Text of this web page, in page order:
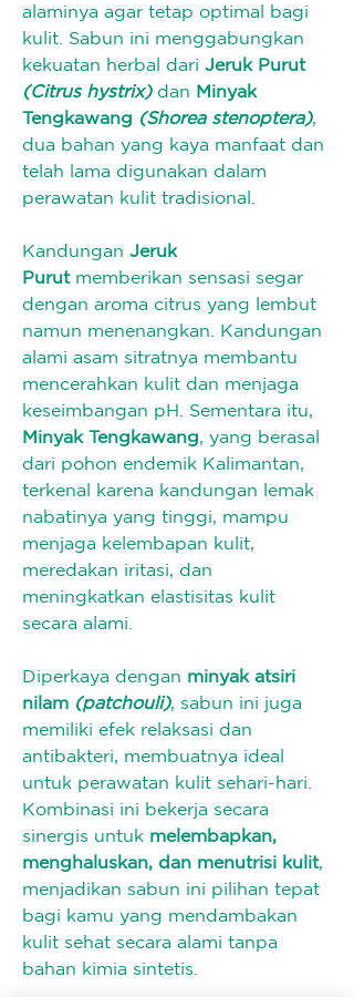
alaminya agar tetap optimal bagi
kulit. Sabun ini menggabungkan
kekuatan herbal dari Jeruk Purut
(Citrus hystrix) dan Minyak
Tengkawang (Shorea stenoptera),
dua bahan yang kaya manfaat dan
telah lama digunakan dalam
perawatan kulit tradisional.
Kandungan Jeruk
Purut memberikan sensasi segar
dengan aroma citrus yang lembut
namun menenangkan. Kandungan
alami asam sitratnya membantu
mencerahkan kulit dan menjaga
keseimbangan pH. Sementara itu,
Minyak Tengkawang, yang berasal
dari pohon endemik Kalimantan,
terkenal karena kandungan lemak
nabatinya yang tinggi, mampu
menjaga kelembapan kulit,
meredakan iritasi, dan
meningkatkan elastisitas kulit
secara alami.
Diperkaya dengan minyak atsiri
nilam (patchouli), sabun ini juga
memiliki efek relaksasi dan
antibakteri, membuatnya ideal
untuk perawatan kulit sehari-hari.
Kombinasi ini bekerja secara
sinergis untuk melembapkan,
menghaluskan, dan menutrisi kulit,
menjadikan sabun ini pilihan tepat
bagi kamu yang mendambakan
kulit sehat secara alami tanpa
bahan kimia sintetis.